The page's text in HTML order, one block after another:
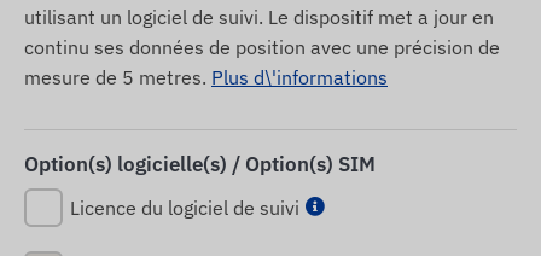
utilisant un logiciel de suivi. Le dispositif met a jour en
continu ses données de position avec une précision de
mesure de 5 metres. Plus d\'informations
Option(s) logicielle(s) / Option(s) SIM
Licence du logiciel de suivi